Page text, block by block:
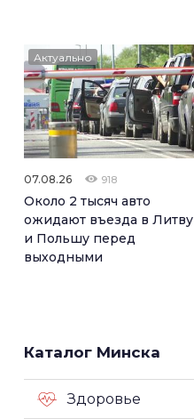
Актуально
07.08.26 918
Около 2 тысяч авто
ожидают въезда в Литву
и Польшу перед
выходными
Каталог Минска
Здоровье